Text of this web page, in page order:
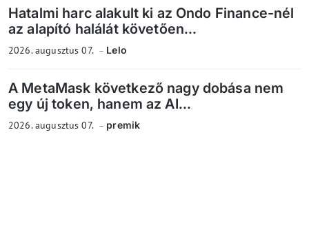
Hatalmi harc alakult ki az Ondo Finance-nél
az alapító halálát követően...
2026. augusztus 07. Lelo
A MetaMask következő nagy dobása nem
egy új token, hanem az AI...
2026. augusztus 07. premik